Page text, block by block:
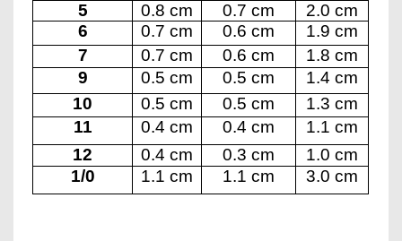
5
0.8 cm 0.7 cm
2.0 cm
6
0.7 cm 0.6 cm
1.9 cm
7
0.7 cm 0.6 cm
1.8 cm
9
0.5 cm 0.5 cm
1.4 cm
10
0.5 cm 0.5 cm
1.3 cm
11
0.4 cm 0.4 cm
1.1 cm
12
0.4 cm 0.3 cm
1.0 cm
1/0
1.1 cm 1.1 cm 3.0 cm